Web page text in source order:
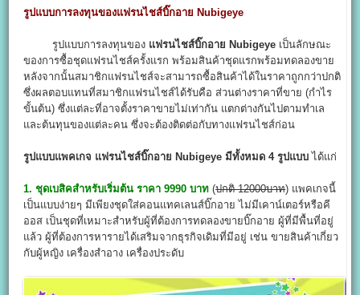
รูปแบบการลงทุนของแฟรนไชส์บิ๊กอาย Nubigeye
รูปแบบการลงทุนของ แฟรนไชส์บิ๊กอาย Nubigeye เป็นลักษณะ
ของการซื้อชุดแฟรนไชส์ครั้งแรก พร้อมสินค้าชุดแรกพร้อมทดลองขาย
หลังจากนั้นสมาชิกแฟรนไชส์จะสามารถซื้อสินค้าได้ในราคาถูกกว่าปกติ
ซึ่งผลตอบแทนที่สมาชิกแฟรนไชส์ได้รับคือ ส่วนต่างราคาที่ขาย (กำไร
ขั้นต้น) ซึ่งแต่ละที่อาจตั้งราคาขายไม่เท่ากัน แตกต่างกันไปตามทำเล
และต้นทุนของแต่ละคน ซึ่งจะต้องติดต่อกับทางแฟรนไชส์ก่อน
รูปแบบแพคเกจ แฟรนไชส์บิ๊กอาย Nubigeye มีทั้งหมด 4 รูปแบบ ได้แก่
1. ชุดเบสิคสำหรับเริ่มต้น ราคา 9990 บาท (ปกติ 12000บาท) แพคเกจนี้
เป็นแบบง่ายๆ มีเพียงชุดใส่คอนแทคเลนส์บิ๊กอาย ไม่มีเคาน์เตอร์หรือคี
ออส เป็นชุดที่เหมาะสำหรับผู้ที่ต้องการทดลองขายบิ๊กอาย ผู้ที่มีพื้นที่อยู่
แล้ว ผู้ที่ต้องการหารายได้เสริมจากธุรกิจเดิมที่มีอยู่ เช่น ขายสินค้าเกี่ยว
กับผู้หญิง เครื่องสำอาง เครื่องประดับ